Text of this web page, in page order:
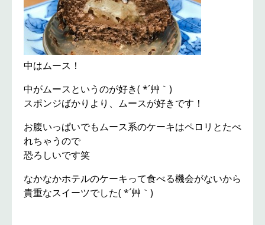
中はムース！
中がムースというのが好き( *´艸｀)
スポンジばかりより、ムースが好きです！
お腹いっぱいでもムース系のケーキはペロリとたべ
れちゃうので
恐ろしいです笑
なかなかホテルのケーキって食べる機会がないから
貴重なスイーツでした( *´艸｀)